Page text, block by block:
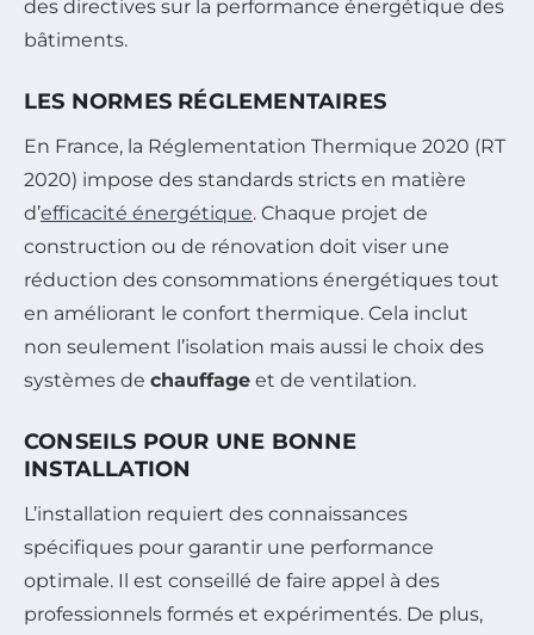
des directives sur la performance énergétique des
bâtiments.
LES NORMES RÉGLEMENTAIRES
En France, la Réglementation Thermique 2020 (RT
2020) impose des standards stricts en matière
d’efficacité énergétique. Chaque projet de
construction ou de rénovation doit viser une
réduction des consommations énergétiques tout
en améliorant le confort thermique. Cela inclut
non seulement l’isolation mais aussi le choix des
systèmes de chauffage et de ventilation.
CONSEILS POUR UNE BONNE
INSTALLATION
L’installation requiert des connaissances
spécifiques pour garantir une performance
optimale. Il est conseillé de faire appel à des
professionnels formés et expérimentés. De plus,